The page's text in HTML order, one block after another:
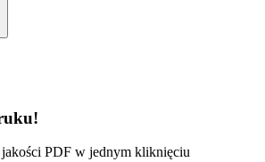
PDF w jednym kliknięciu